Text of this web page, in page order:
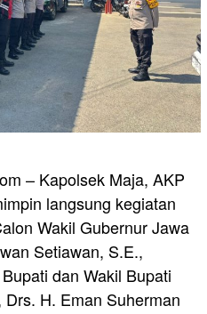
– Kapolsek Maja, AKP
langsung kegiatan
Wakil Gubernur Jawa
Setiawan, S.E.,
dan Wakil Bupati
H. Eman Suherman